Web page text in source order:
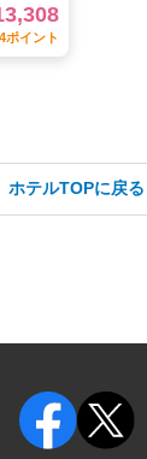
ホテルTOPに戻る